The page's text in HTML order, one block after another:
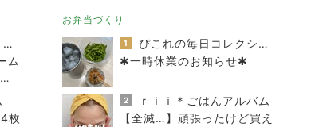
オヤジのスイーツ時々ランニングブログ
ム
枚
お弁当づくり
1
ぴこれの毎日コレクション♬.*ﾟ
✱一時休業のお知らせ✱
2
ｒｉｉ＊ごはんアルバム
【全滅…】頑張ったけど買え